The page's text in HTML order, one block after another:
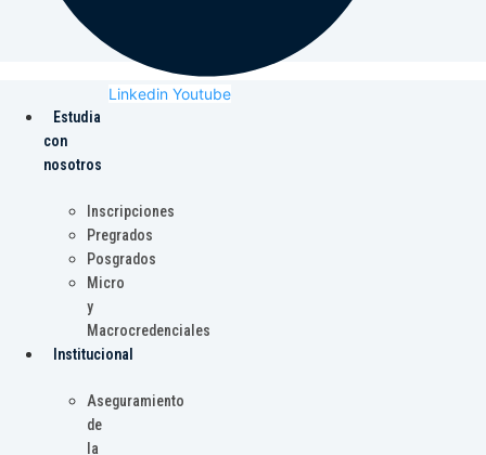
Linkedin Youtube
Estudia
con
nosotros
Inscripciones
Pregrados
Posgrados
Micro
y
Macrocredenciales
Institucional
Aseguramiento
de
la